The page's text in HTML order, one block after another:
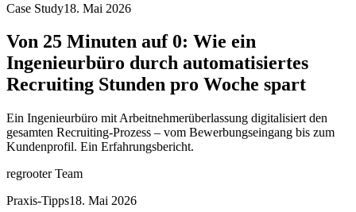
Case Study18. Mai 2026
Von 25 Minuten auf 0: Wie ein
Ingenieurbüro durch automatisiertes
Recruiting Stunden pro Woche spart
Ein Ingenieurbüro mit Arbeitnehmerüberlassung digitalisiert den
gesamten Recruiting-Prozess – vom Bewerbungseingang bis zum
Kundenprofil. Ein Erfahrungsbericht.
regrooter Team
Praxis-Tipps18. Mai 2026